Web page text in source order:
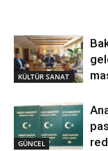
KÜLTÜR SANAT
GÜNCEL